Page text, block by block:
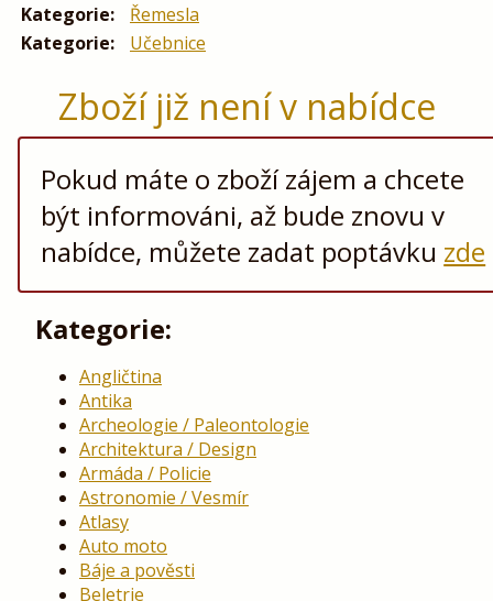
Kategorie:
Řemesla
Kategorie:
Učebnice
Zboží již není v nabídce
Pokud máte o zboží zájem a chcete
být informováni, až bude znovu v
nabídce, můžete zadat poptávku zde
Kategorie:
Angličtina
Antika
Archeologie / Paleontologie
Architektura / Design
Armáda / Policie
Astronomie / Vesmír
Atlasy
Auto moto
Báje a pověsti
Beletrie